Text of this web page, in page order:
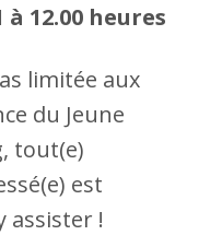
12.00 heures
limitée aux
du Jeune
tout(e)
est
assister !